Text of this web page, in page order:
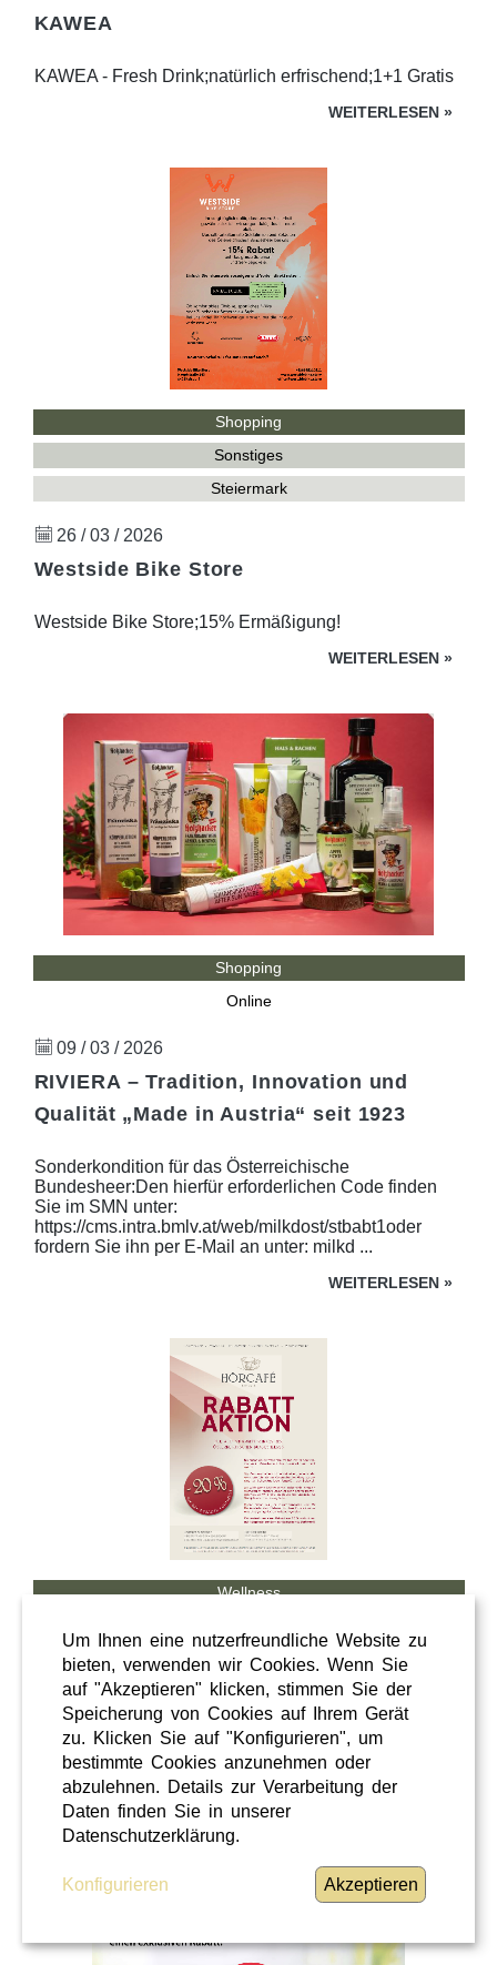
KAWEA
KAWEA - Fresh Drink;natürlich erfrischend;1+1 Gratis
WEITERLESEN »
Shopping
Sonstiges
Steiermark
26 / 03 / 2026
Westside Bike Store
Westside Bike Store;15% Ermäßigung!
WEITERLESEN »
Shopping
Online
09 / 03 / 2026
RIVIERA – Tradition, Innovation und
Qualität „Made in Austria“ seit 1923
Sonderkondition für das Österreichische
Bundesheer:Den hierfür erforderlichen Code finden
Sie im SMN unter:
https://cms.intra.bmlv.at/web/milkdost/stbabt1oder
fordern Sie ihn per E-Mail an unter: milkd ...
WEITERLESEN »
Wellness
Steiermark
28 / 02 / 2026
Hörcafe
Hörcafe
Um Ihnen eine nutzerfreundliche Website zu
bieten, verwenden wir Cookies. Wenn Sie
auf "Akzeptieren" klicken, stimmen Sie der
Speicherung von Cookies auf Ihrem Gerät
zu. Klicken Sie auf "Konfigurieren", um
bestimmte Cookies anzunehmen oder
abzulehnen. Details zur Verarbeitung der
Daten finden Sie in unserer
Datenschutzerklärung.
Konfigurieren Akzeptieren